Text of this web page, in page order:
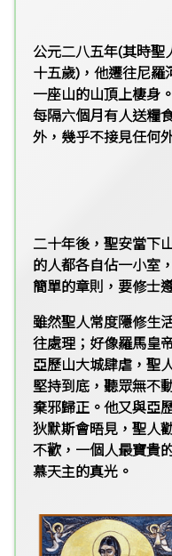
公元二八五年(其時聖
十五歲)，他遷往尼羅
一座山的山頂上棲身
每隔六個月有人送糧
外，幾乎不接見任何
二十年後，聖安當下
的人都各自佔一小室
簡單的章則，要修士
雖然聖人常度隱修生
往處理；好像羅馬皇
亞歷山大城肆虐，聖
堅持到底，聽眾無不
棄邪歸正。他又與亞
狄默斯會晤見，聖人
不歡，一個人最寶貴
慕天主的真光。